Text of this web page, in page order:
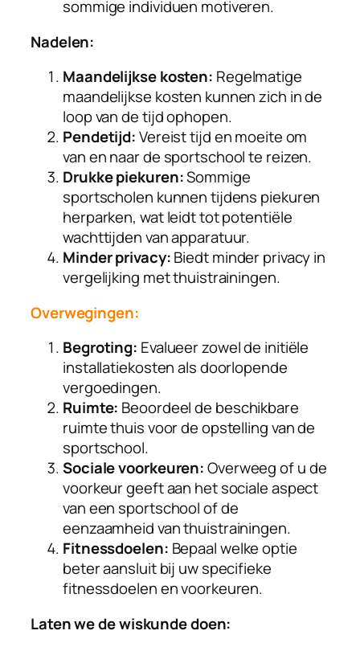
sommige individuen motiveren.
Nadelen:
Maandelijkse kosten: Regelmatige
maandelijkse kosten kunnen zich in de
loop van de tijd ophopen.
Pendetijd:Vereist tijd en moeite om
van en naar de sportschool te reizen.
Drukke piekuren:Sommige
sportscholen kunnen tijdens piekuren
herparken, wat leidt tot potentiële
wachttijden van apparatuur.
Minder privacy:Biedt minder privacy in
vergelijking met thuistrainingen.
Overwegingen:
Begroting: Evalueer zowel de initiële
installatiekosten als doorlopende
vergoedingen.
Ruimte: Beoordeel de beschikbare
ruimte thuis voor de opstelling van de
sportschool.
Sociale voorkeuren:Overweeg of u de
voorkeur geeft aan het sociale aspect
van een sportschool of de
eenzaamheid van thuistrainingen.
Fitnessdoelen: Bepaal welke optie
beter aansluit bij uw specifieke
fitnessdoelen en voorkeuren.
Laten we de wiskunde doen: